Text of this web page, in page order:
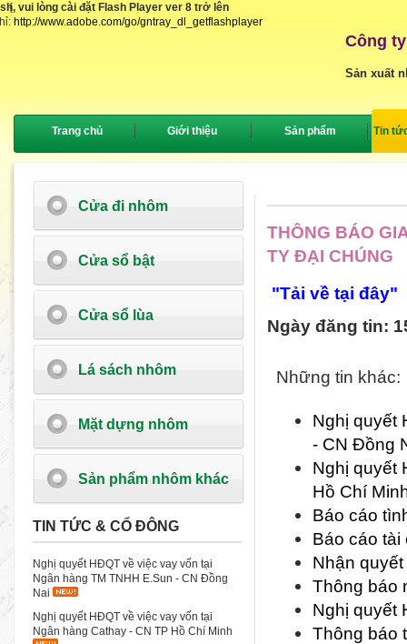
vui lòng cài đặt Flash Player ver 8 trở lên
http://www.adobe.com/go/gntray_dl_getflashplayer
{
Công
Sản xuất
Trang chủ Giới thiệu Sản phẩm Tin
Cửa đi nhôm
Cửa sổ bật
Cửa sổ lùa
Lá sách nhôm
Mặt dựng nhôm
Sản phẩm nhôm khác
TIN TỨC & CỔ ĐÔNG
Nghị quyết HĐQT về việc vay vốn tại
Ngân hàng TM TNHH E.Sun - CN Đồng
Nai
Nghị quyết HĐQT về việc vay vốn tại
Ngân hàng Cathay - CN TP Hồ Chí Minh
THÔNG BÁO
TY ĐẠI CHÚNG
"Tải về tại đây"
Ngày đăng tin:
Những tin khác:
Nghị quyết
- CN Đồng
Nghị quyết
Hồ Chí
Báo cáo
Báo cáo
Nhận
Thông báo
Nghị quyết
Thông báo